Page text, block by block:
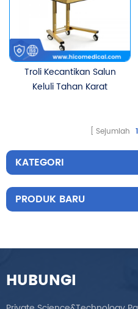
Troli Kecantikan Salun
Keluli Tahan Karat
fungsi boleh lipatSejumlah 1
KATEGORI
PRODUK BARU
HUBUNGI